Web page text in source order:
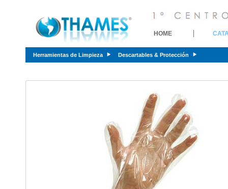
HOME
Herramientas de Limpieza Descartables & Protección